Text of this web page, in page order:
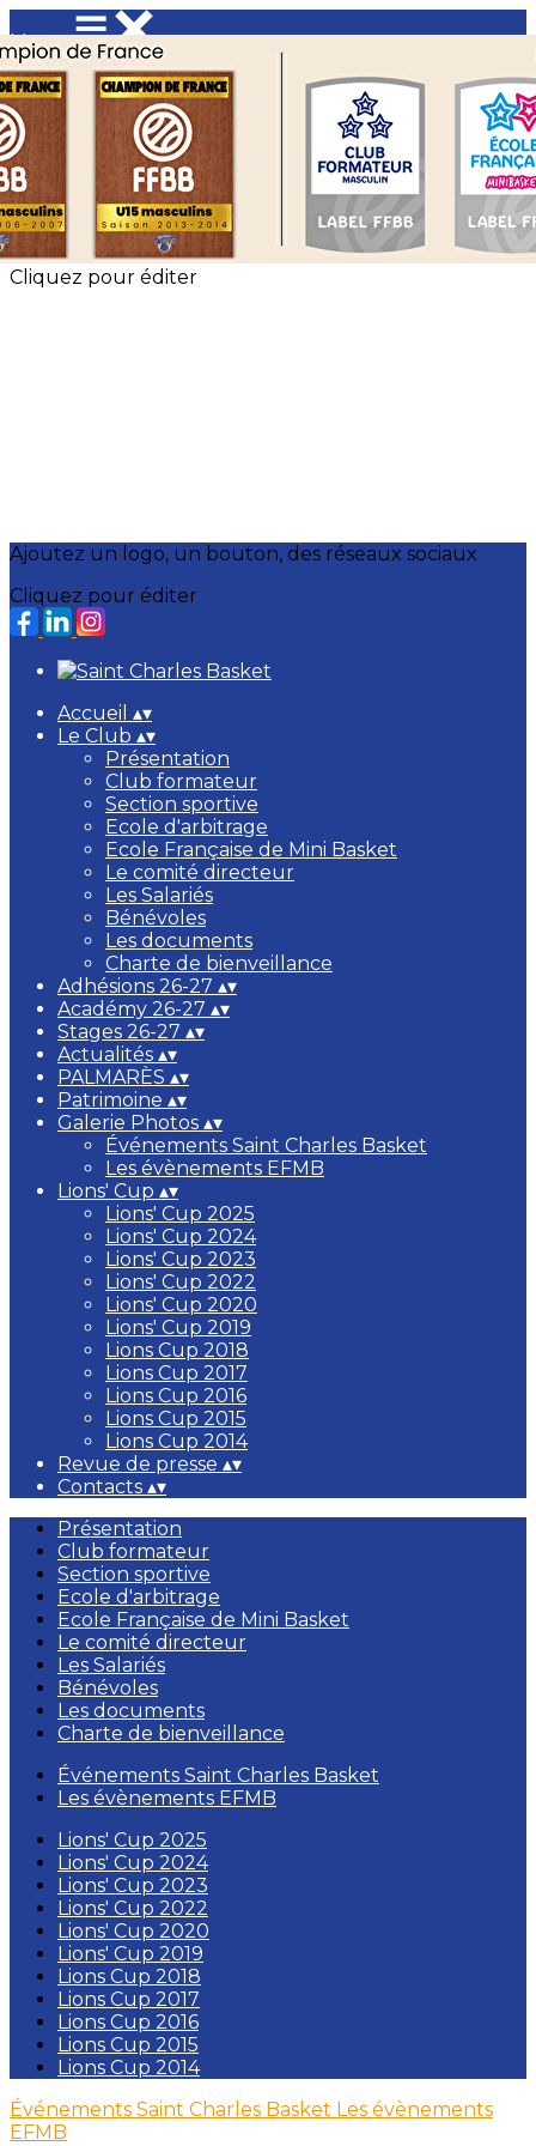
Menu
<
>
Événements Saint Charles Basket
Les évènements EFMB
?>
Images de la page d'accueil
Cliquez pour éditer
Ajoutez un logo, un bouton, des réseaux sociaux
Cliquez pour éditer
Accueil ▴▾
Le Club ▴▾
Présentation
Club formateur
Section sportive
Ecole d'arbitrage
Ecole Française de Mini Basket
Le comité directeur
Les Salariés
Bénévoles
Les documents
Charte de bienveillance
Adhésions 26-27 ▴▾
Académy 26-27 ▴▾
Stages 26-27 ▴▾
Actualités ▴▾
PALMARÈS ▴▾
Patrimoine ▴▾
Galerie Photos ▴▾
Événements Saint Charles Basket
Les évènements EFMB
Lions' Cup ▴▾
Lions' Cup 2025
Lions' Cup 2024
Lions' Cup 2023
Lions' Cup 2022
Lions' Cup 2020
Lions' Cup 2019
Lions Cup 2018
Lions Cup 2017
Lions Cup 2016
Lions Cup 2015
Lions Cup 2014
Revue de presse ▴▾
Contacts ▴▾
Présentation
Club formateur
Section sportive
Ecole d'arbitrage
Ecole Française de Mini Basket
Le comité directeur
Les Salariés
Bénévoles
Les documents
Charte de bienveillance
Événements Saint Charles Basket
Les évènements EFMB
Lions' Cup 2025
Lions' Cup 2024
Lions' Cup 2023
Lions' Cup 2022
Lions' Cup 2020
Lions' Cup 2019
Lions Cup 2018
Lions Cup 2017
Lions Cup 2016
Lions Cup 2015
Lions Cup 2014
Événements Saint Charles Basket Les évènements
EFMB